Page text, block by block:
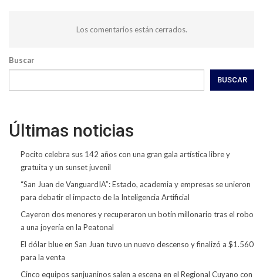
Los comentarios están cerrados.
Buscar
BUSCAR
Últimas noticias
Pocito celebra sus 142 años con una gran gala artística libre y
gratuita y un sunset juvenil
“San Juan de VanguardIA”: Estado, academia y empresas se unieron
para debatir el impacto de la Inteligencia Artificial
Cayeron dos menores y recuperaron un botín millonario tras el robo
a una joyería en la Peatonal
El dólar blue en San Juan tuvo un nuevo descenso y finalizó a $1.560
para la venta
Cinco equipos sanjuaninos salen a escena en el Regional Cuyano con